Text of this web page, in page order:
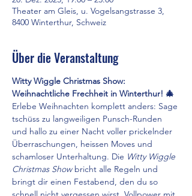
Theater am Gleis, u. Vogelsangstrasse 3,
8400 Winterthur, Schweiz
Über die Veranstaltung
Witty Wiggle Christmas Show:
Weihnachtliche Frechheit in Winterthur! 🎄
Erlebe Weihnachten komplett anders: Sage
tschüss zu langweiligen Punsch-Runden
und hallo zu einer Nacht voller prickelnder
Überraschungen, heissen Moves und
schamloser Unterhaltung. Die Witty Wiggle
Christmas Show bricht alle Regeln und
bringt dir einen Festabend, den du so